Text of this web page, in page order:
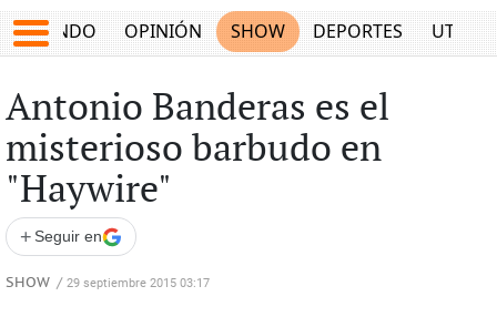
MUNDO OPINIÓN SHOW DEPORTES
Antonio Banderas es el
misterioso barbudo en
"Haywire"
+ Seguir en
SHOW / 29 septiembre 2015 03:17